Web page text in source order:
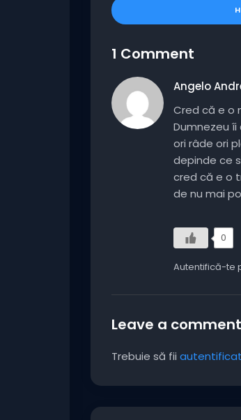
1 Comment
Angelo
Cred că e o
Dumnezeu
ori râde ori
depinde ce
cred că e o
de nu mai
0
Autentifică-te
Leave a comment
Trebuie să fii autentificat